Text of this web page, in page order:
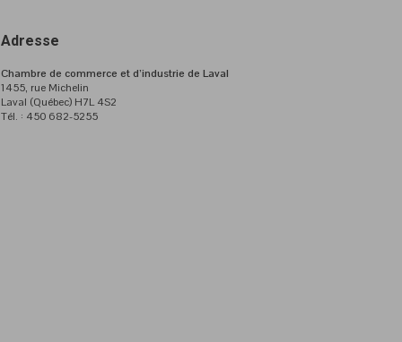
Adresse
Chambre de commerce et d’industrie de Laval
1455, rue Michelin
Laval (Québec) H7L 4S2
Tél. : 450 682-5255